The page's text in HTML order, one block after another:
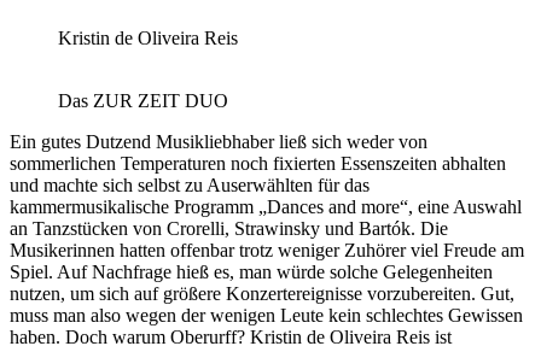
Kristin de Oliveira Reis
Das ZUR ZEIT DUO
Ein gutes Dutzend Musikliebhaber ließ sich weder von
sommerlichen Temperaturen noch fixierten Essenszeiten abhalten
und machte sich selbst zu Auserwählten für das
kammermusikalische Programm „Dances and more“, eine Auswahl
an Tanzstücken von Crorelli, Strawinsky und Bartók. Die
Musikerinnen hatten offenbar trotz weniger Zuhörer viel Freude am
Spiel. Auf Nachfrage hieß es, man würde solche Gelegenheiten
nutzen, um sich auf größere Konzertereignisse vorzubereiten. Gut,
muss man also wegen der wenigen Leute kein schlechtes Gewissen
haben. Doch warum Oberurff? Kristin de Oliveira Reis ist